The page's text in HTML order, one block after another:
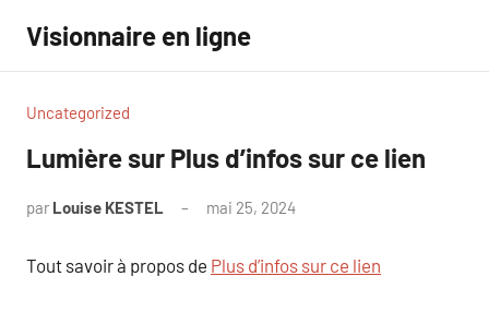
contenu
Visionnaire en ligne
Uncategorized
Lumière sur Plus d’infos sur ce lien
par Louise KESTEL mai 25, 2024
Tout savoir à propos de Plus d’infos sur ce lien